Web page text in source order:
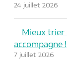
24 juillet 2026
Mieux trier
accompagne !
7 juillet 2026